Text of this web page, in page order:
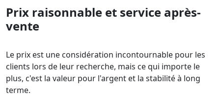
Prix raisonnable et service après-
vente
Le prix est une considération incontournable pour les
clients lors de leur recherche, mais ce qui importe le
plus, c'est la valeur pour l'argent et la stabilité à long
terme.